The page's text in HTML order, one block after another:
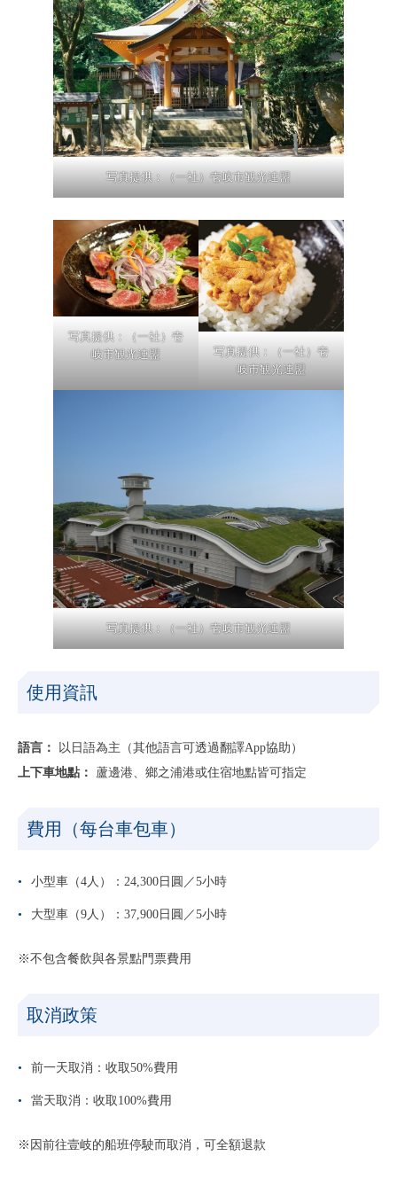
写真提供：（一社）壱岐市観光連盟
写真提供：（一社）壱
岐市観光連盟
写真提供：（一社）壱
岐市観光連盟
写真提供：（一社）壱岐市観光連盟
使用資訊
語言：
以日語為主（其他語言可透過翻譯App協助）
上下車地點：
蘆邊港、鄉之浦港或住宿地點皆可指定
費用（每台車包車）
小型車（4人）：24,300日圓／5小時
大型車（9人）：37,900日圓／5小時
※不包含餐飲與各景點門票費用
取消政策
前一天取消：收取50%費用
當天取消：收取100%費用
※因前往壹岐的船班停駛而取消，可全額退款